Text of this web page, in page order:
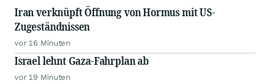
Iran verknüpft Öffnung von Hormus mit US-
Zugeständnissen
vor 16 Minuten
Israel lehnt Gaza-Fahrplan ab
vor 19 Minuten